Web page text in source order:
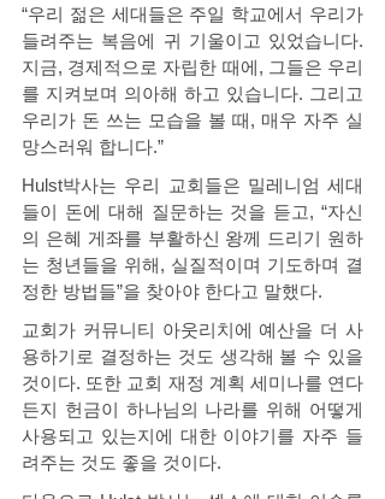
“우리 젊은 세대들은 주일 학교에서 우리가
들려주는 복음에 귀 기울이고 있었습니다.
지금, 경제적으로 자립한 때에, 그들은 우리
를 지켜보며 의아해 하고 있습니다. 그리고
우리가 돈 쓰는 모습을 볼 때, 매우 자주 실
망스러워 합니다.”
Hulst박사는 우리 교회들은 밀레니엄 세대
들이 돈에 대해 질문하는 것을 듣고, “자신
의 은혜 게좌를 부활하신 왕께 드리기 원하
는 청년들을 위해, 실질적이며 기도하며 결
정한 방법들”을 찾아야 한다고 말했다.
교회가 커뮤니티 아웃리치에 예산을 더 사
용하기로 결정하는 것도 생각해 볼 수 있을
것이다. 또한 교회 재정 계획 세미나를 연다
든지 헌금이 하나님의 나라를 위해 어떻게
사용되고 있는지에 대한 이야기를 자주 들
려주는 것도 좋을 것이다.